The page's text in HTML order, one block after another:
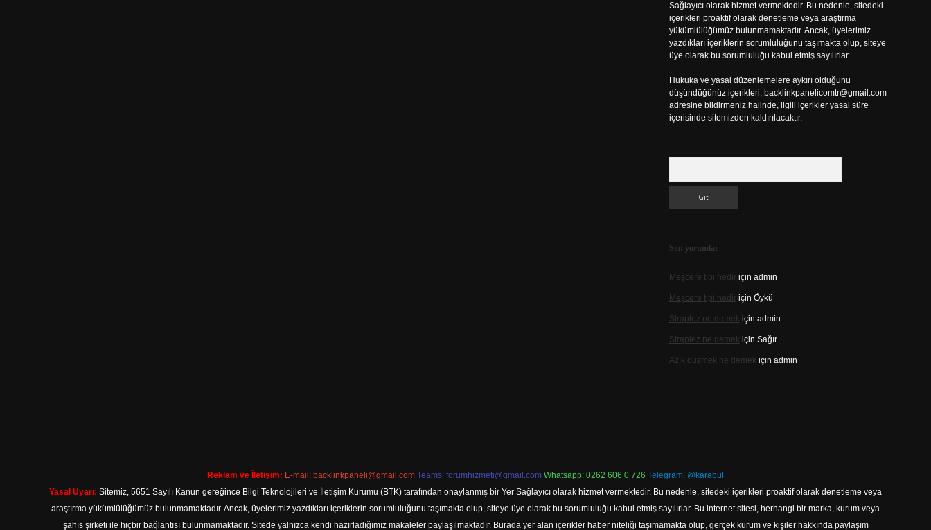
Sağlayıcı olarak hizmet vermektedir. Bu nedenle, sitedeki
içerikleri proaktif olarak denetleme veya araştırma
yükümlülüğümüz bulunmamaktadır. Ancak, üyelerimiz
yazdıkları içeriklerin sorumluluğunu taşımakta olup, siteye
üye olarak bu sorumluluğu kabul etmiş sayılırlar.
Hukuka ve yasal düzenlemelere aykırı olduğunu
düşündüğünüz içerikleri, backlinkpanelicomtr@gmail.com
adresine bildirmeniz halinde, ilgili içerikler yasal süre
içerisinde sitemizden kaldırılacaktır.
Son yorumlar
Meşcere tipi nediriçin admin
Meşcere tipi nediriçin Öykü
Straplez ne demek için admin
Straplez ne demek için Sağır
Azık düzmek ne demek için admin
Reklam ve İletişim: E-mail: backlinkpaneli@gmail.com Teams: forumhizmeti@gmail.com Whatsapp: 0262 606 0 726 Telegram: @karabul
Yasal Uyarı: Sitemiz, 5651 Sayılı Kanun gereğince Bilgi Teknolojileri ve İletişim Kurumu (BTK) tarafından onaylanmış bir Yer Sağlayıcı olarak hizmet vermektedir. Bu nedenle, sitedeki içerikleri proaktif olarak denetleme veya
araştırma yükümlülüğümüz bulunmamaktadır. Ancak, üyelerimiz yazdıkları içeriklerin sorumluluğunu taşımakta olup, siteye üye olarak bu sorumluluğu kabul etmiş sayılırlar. Bu internet sitesi, herhangi bir marka, kurum veya
şahıs şirketi ile hiçbir bağlantısı bulunmamaktadır. Sitede yalnızca kendi hazırladığımız makaleler paylaşılmaktadır. Burada yer alan içerikler haber niteliği taşımamakta olup, gerçek kurum ve kişiler hakkında paylaşım